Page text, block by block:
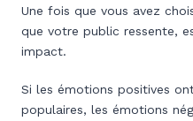
Une fois que vous avez
que votre public ressente,
impact.
Si les émotions positives
populaires, les émotions